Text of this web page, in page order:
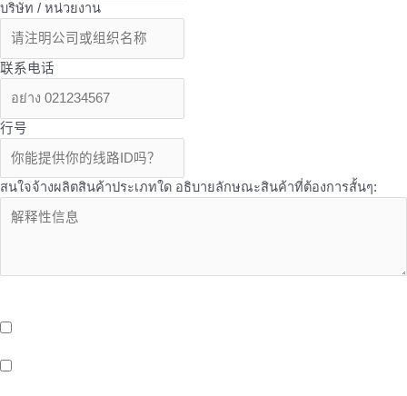
บริษัท / หน่วยงาน
联系电话
行号
สนใจจ้างผลิตสินค้าประเภทใด อธิบายลักษณะสินค้าที่ต้องการสั้นๆ: